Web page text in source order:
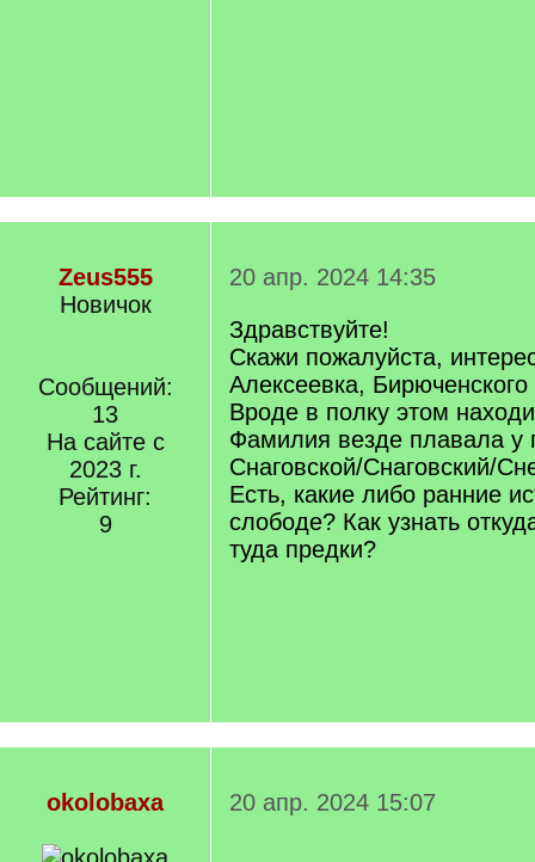
Zeus555
Новичок
Сообщений:
13
На сайте с
2023 г.
Рейтинг:
9
20 апр. 2024 14:35
Здравствуйте!
Скажи пожалуйста,
Алексеевка, Бирюченского
Вроде в полку этом
Фамилия везде плавала у
Снаговской/Снаговский/
Есть, какие либо ранние
слободе? Как узнать
туда предки?
okolobaxa 20 апр. 2024 15:07